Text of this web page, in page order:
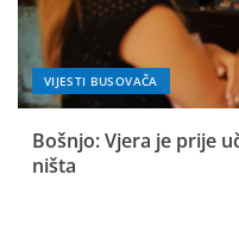
VIJESTI BUSOVAČA
Bošnjo: Vjera je prije
ništa